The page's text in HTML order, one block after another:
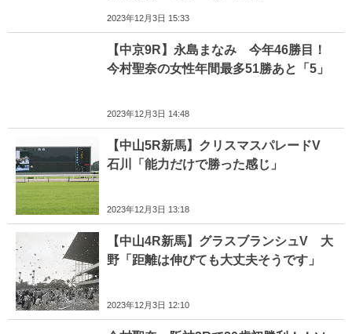
2023年12月3日 15:33
【中京9R】永島まなみ 今年46勝目！
今村聖奈の女性年間最多51勝あと「5」
2023年12月3日 14:48
【中山5R新馬】クリスマスパレードV
石川「能力だけで勝った感じ」
2023年12月3日 13:18
【中山4R新馬】グラスブランシュV 大
野「距離は伸びても大丈夫そうです」
2023年12月3日 12:10